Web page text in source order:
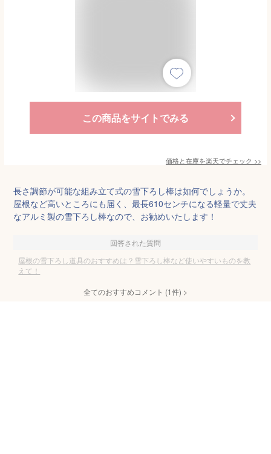
この商品をサイトでみる
価格と在庫を楽天でチェック >>
長さ調節が可能な組み立て式の雪下ろし棒は如何でしょうか。
屋根など高いところにも届く、最長610センチになる軽量で丈夫
なアルミ製の雪下ろし棒なので、お勧めいたします！
回答された質問
屋根の雪下ろし道具のおすすめは？雪下ろし棒など使いやすいものを教
えて！
全てのおすすめコメント (1件) >